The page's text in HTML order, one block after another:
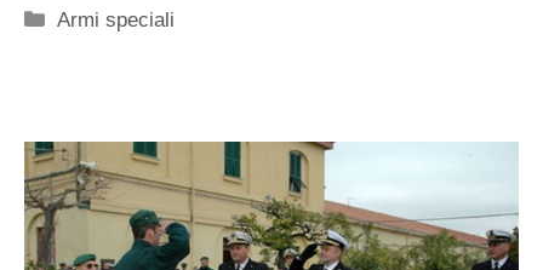
Categorie
Armi speciali